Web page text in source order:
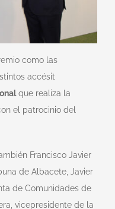
como las
accésit
que realiza la
el patrocinio del
Francisco Javier
de Albacete, Javier
de Comunidades de
vicepresidente de la